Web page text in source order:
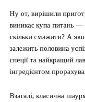
Ну от, вирішили
виникає купа питань —
скільки смажити? А
залежить половина
спеції та найкращий
інгредієнтом
Взагалі, класична